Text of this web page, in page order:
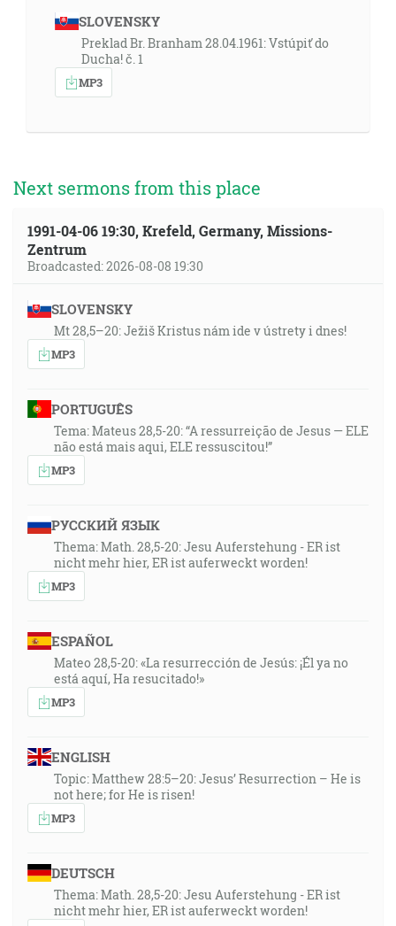
SLOVENSKY
Preklad Br. Branham 28.04.1961: Vstúpiť do
Ducha! č. 1
MP3
Next sermons from this place
1991-04-06 19:30, Krefeld, Germany, Missions-
Zentrum
Broadcasted: 2026-08-08 19:30
SLOVENSKY
Mt 28,5–20: Ježiš Kristus nám ide v ústrety i dnes!
MP3
PORTUGUÊS
Tema: Mateus 28,5-20: “A ressurreição de Jesus — ELE
não está mais aqui, ELE ressuscitou!”
MP3
РУССКИЙ ЯЗЫК
Thema: Math. 28,5-20: Jesu Auferstehung - ER ist
nicht mehr hier, ER ist auferweckt worden!
MP3
ESPAÑOL
Mateo 28,5-20: «La resurrección de Jesús: ¡Él ya no
está aquí, Ha resucitado!»
MP3
ENGLISH
Topic: Matthew 28:5–20: Jesus’ Resurrection – He is
not here; for He is risen!
MP3
DEUTSCH
Thema: Math. 28,5-20: Jesu Auferstehung - ER ist
nicht mehr hier, ER ist auferweckt worden!